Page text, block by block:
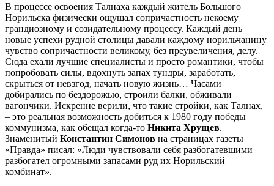
В процессе освоения Талнаха каждый житель Большого
Норильска физически ощущал сопричастность некоему
грандиозному и созидательному процессу. Каждый день
новые успехи рудной столицы давали каждому норильчанину
чувство сопричастности великому, без преувеличения, делу.
Сюда ехали лучшие специалисты и просто романтики, чтобы
попробовать силы, вдохнуть запах тундры, заработать,
скрыться от невзгод, начать новую жизнь… Часами
добирались по бездорожью, строили балки, обживали
вагончики. Искренне верили, что такие стройки, как Талнах,
– это реальная возможность добиться к 1980 году победы
коммунизма, как обещал когда-то Никита Хрущев.
Знаменитый Константин Симонов на страницах газеты
«Правда» писал: «Люди чувствовали себя разбогатевшими –
разбогател огромными запасами руд их Норильский
комбинат».